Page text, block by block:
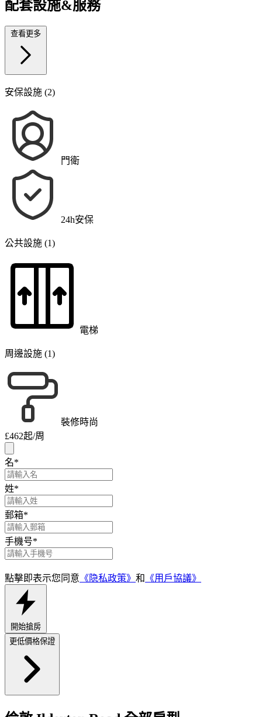
配套設施&服務
安保設施 (2)
門衛
24h安保
公共設施 (1)
電梯
周邊設施 (1)
裝修時尚
£462起/周
名*
姓*
郵箱*
手機号*
點擊即表示您同意 《隐私政策》 和 《用戶協議》
開始搶房
更低價格保證